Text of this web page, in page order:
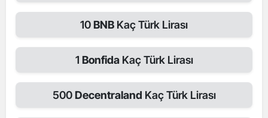
10BNB Kaç Türk Lirası
1 Bonfida Kaç Türk Lirası
500Decentraland Kaç Türk Lirası